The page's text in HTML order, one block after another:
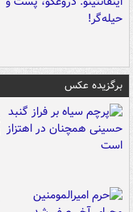
برگزیده عکس